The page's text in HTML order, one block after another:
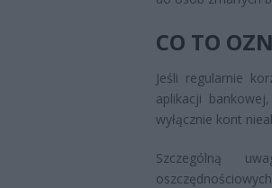
CO TO
Jeśli regularnie
aplikacji
wyłącznie kont
Szczególną